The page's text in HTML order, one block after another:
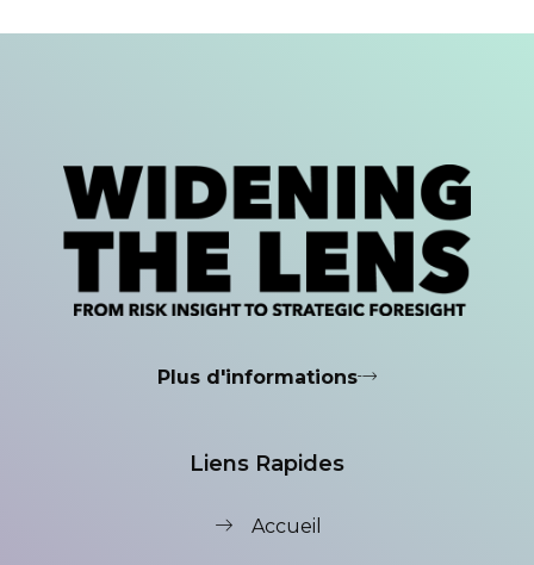
Plus d'informations
Liens Rapides
Accueil